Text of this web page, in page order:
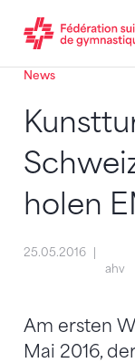
Passer au contenu
Naviguer vers le
JavaScript est
News
holen
25.05.2016
ahv
Am ersten
Mai 2016,